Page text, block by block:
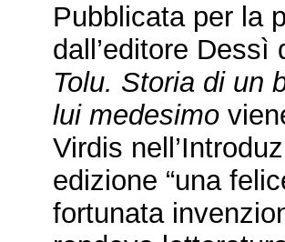
Pubblicata per la
dall’editore
Tolu. Storia di un
lui medesimo
Virdis
edizione “una
fortunata